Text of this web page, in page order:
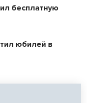
бесплатную
юбилей в